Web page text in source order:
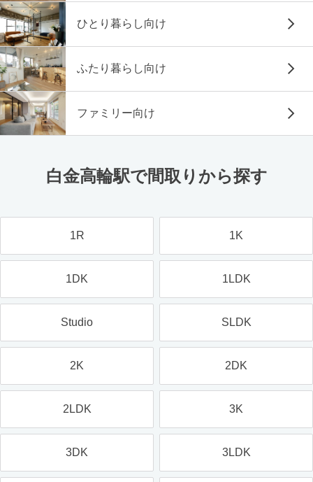
ひとり暮らし向け
ふたり暮らし向け
ファミリー向け
白金高輪駅で間取りから探す
1R 1K
1DK 1LDK
Studio SLDK
2K 2DK
2LDK 3K
3DK 3LDK